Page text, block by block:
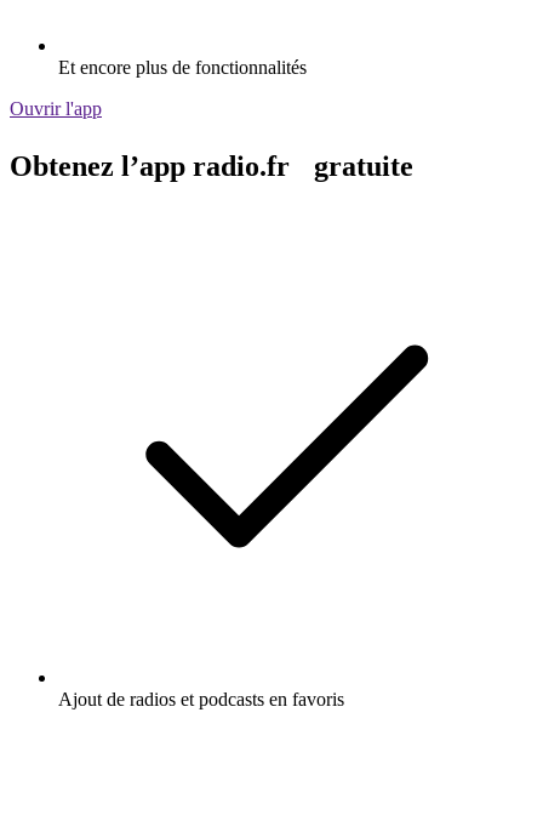
Et encore plus de fonctionnalités
Ouvrir l'app
Obtenez l’app radio.fr gratuite
Ajout de radios et podcasts en favoris